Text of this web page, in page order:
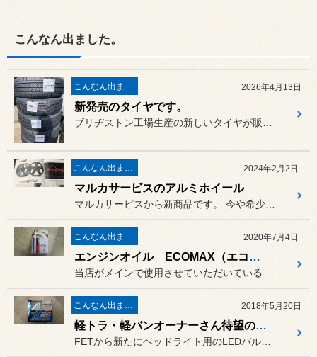
こんなん出ました。
こんなん出ました。 2026年4月13日
新発売のタイヤです。
こんなん出ました。 2024年2月2日
マルカサービスのアルミホイール
マルカサービスから新商品です。 今や希少な太い５本スポークです。...
こんなん出ました。 2020年7月4日
エンジンオイル ECOMAX（エコマックス）が新しくなりました。
当店がメインで使用させていただいているエンジンオイル エコマックス...
こんなん出ました。 2018年5月20日
軽トラ・軽バンオーナーさん待望のヤツ！
FETから新たにヘッドライト用のLEDバルブが発売されました。